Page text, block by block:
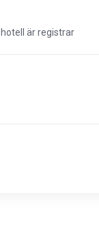
är registrar